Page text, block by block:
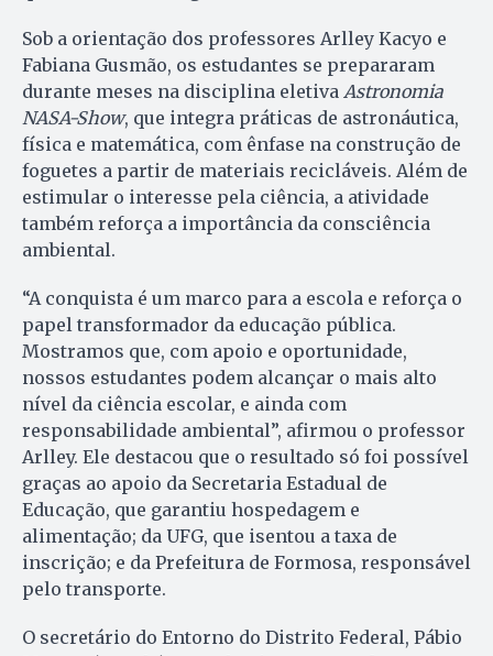
Sob a orientação dos professores Arlley Kacyo e
Fabiana Gusmão, os estudantes se prepararam
durante meses na disciplina eletiva Astronomia
NASA-Show, que integra práticas de astronáutica,
física e matemática, com ênfase na construção de
foguetes a partir de materiais recicláveis. Além de
estimular o interesse pela ciência, a atividade
também reforça a importância da consciência
ambiental.
“A conquista é um marco para a escola e reforça o
papel transformador da educação pública.
Mostramos que, com apoio e oportunidade,
nossos estudantes podem alcançar o mais alto
nível da ciência escolar, e ainda com
responsabilidade ambiental”, afirmou o professor
Arlley. Ele destacou que o resultado só foi possível
graças ao apoio da Secretaria Estadual de
Educação, que garantiu hospedagem e
alimentação; da UFG, que isentou a taxa de
inscrição; e da Prefeitura de Formosa, responsável
pelo transporte.
O secretário do Entorno do Distrito Federal, Pábio